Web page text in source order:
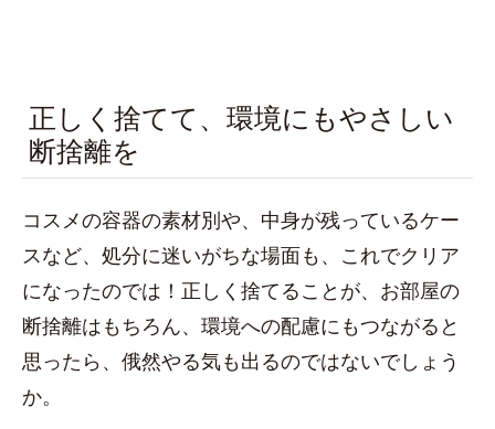
正しく捨てて、環境にもやさしい
断捨離を
コスメの容器の素材別や、中身が残っているケー
スなど、処分に迷いがちな場面も、これでクリア
になったのでは！正しく捨てることが、お部屋の
断捨離はもちろん、環境への配慮にもつながると
思ったら、俄然やる気も出るのではないでしょう
か。